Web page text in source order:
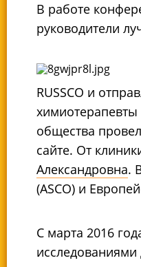
В работе
руководители
RUSSCO и
химиотерапевты
общества
сайте. От
Александровна.
(ASCO) и
С марта 2016